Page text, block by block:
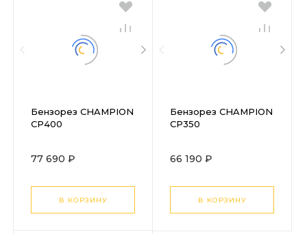
Бензорез CHAMPION
CP400
77 690 ₽
В КОРЗИНУ
Бензорез CHAMPION
CP350
66 190 ₽
В КОРЗИНУ